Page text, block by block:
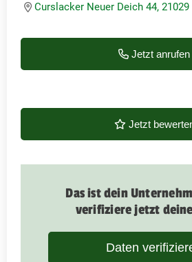
Curslacker Neuer Deich 44,
Jetzt anrufen
Jetzt
Das ist dein
verifiziere jetzt
Daten